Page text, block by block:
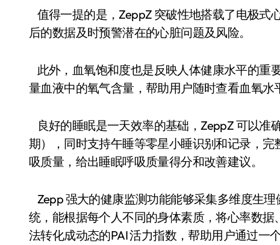
值得一提的是，ZeppZ 突破性地搭载了电极式
后的数据及时预警潜在的心脏问题及风险。
此外，血氧饱和度也是反映人体健康水平的重
量血液中的氧气含量，帮助用户随时查看血氧水
良好的睡眠是一天效率的基础，ZeppZ 可以准
期），同时支持午睡等零星小睡识别和记录，
吸质量，给出睡眠呼吸质量得分和改善建议。
Zepp 强大的健康监测功能能够采集多维度生
统，能根据每个人不同的身体素质，将心率数
法转化成动态的PAI 活力指数，帮助用户通过一